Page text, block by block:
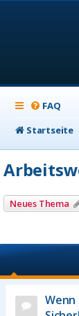
FAQ
Startseite
Neues Thema
Wenn